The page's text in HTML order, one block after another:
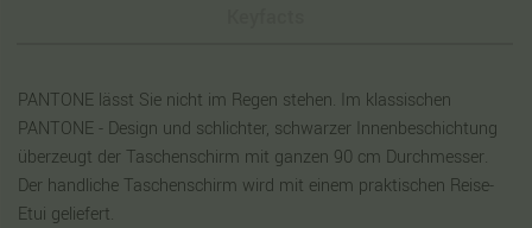
PANTONE lässt Sie nicht im Regen stehen. Im klassischen
PANTONE - Design und schlichter, schwarzer Innenbeschichtung
überzeugt der Taschenschirm mit ganzen 90 cm Durchmesser.
Der handliche Taschenschirm wird mit einem praktischen Reise-
Etui geliefert.